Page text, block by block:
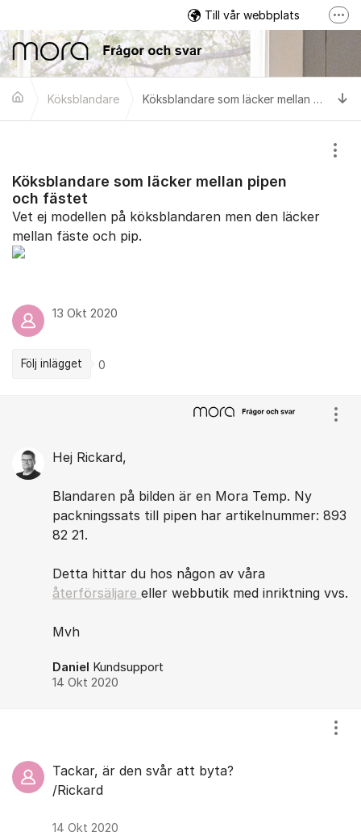
Till vår webbplats
Facebook Garantivilkor
Köksblandare Köksblandare som läcker mellan pipen och fästet
Köksblandare som läcker mellan pipen
och fästet
Vet ej modellen på köksblandaren men den läcker
mellan fäste och pip.
13 Okt 2020
Följ inlägget 0
Hej Rickard,
Blandaren på bilden är en Mora Temp. Ny
packningssats till pipen har artikelnummer: 893
82 21.
Detta hittar du hos någon av våra
återförsäljare eller webbutik med inriktning vvs.
Mvh
Daniel Kundsupport
14 Okt 2020
Tackar, är den svår att byta?
/Rickard
14 Okt 2020